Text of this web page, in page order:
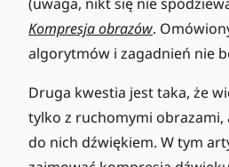
Kompresja obrazów.
algorytmów i zagadnień nie
Druga kwestia jest taka, że
tylko z ruchomymi obrazami,
do nich dźwiękiem. W tym